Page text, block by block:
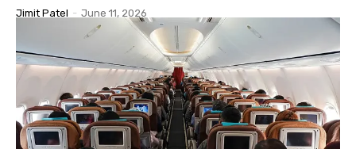
Jimit Patel - June 11, 2026